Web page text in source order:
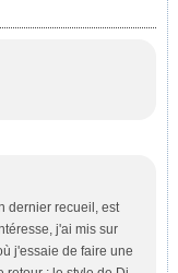
dernier recueil, est
j'ai mis sur
j'essaie de faire une